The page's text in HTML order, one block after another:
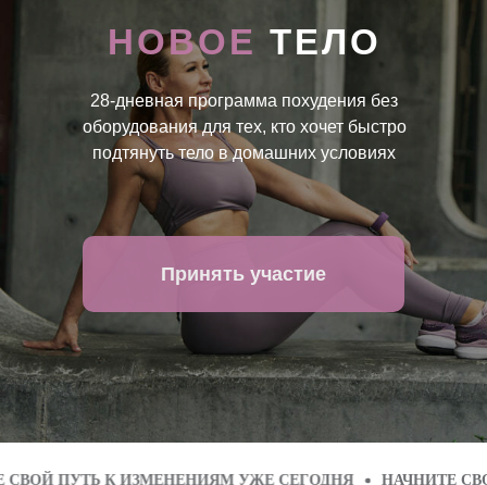
НОВOЕ ТEЛО
Принять участие
28-дневная программа похудения без
оборудования для тех, кто хочет быстро
подтянуть тело в домашних условиях
К ИЗМЕНЕНИЯМ УЖЕ СЕГОДНЯ НАЧНИТЕ СВОЙ ПУТЬ К